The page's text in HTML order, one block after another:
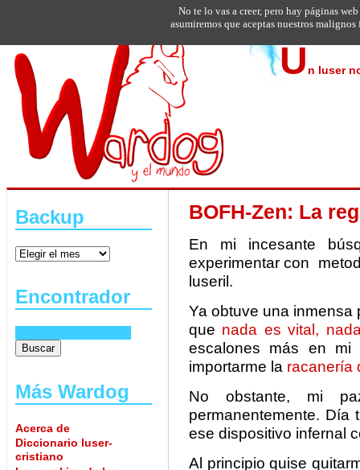
U n luser
Backup
Encontrador
Más Wardog
Acerca de
Diccionario luser-
cristiano
BOFH-Zen: La
En mi incesante
experimentar con
luseril.
Ya obtuve una inmensa
que nada es vital,
escalones más en
importarme la racanería
No obstante, mi
permanentemente. Día
ese dispositivo infernal
Al principio quise
No te lo vas a creer, pero hay páginas
asumiremos que aceptas nuestros